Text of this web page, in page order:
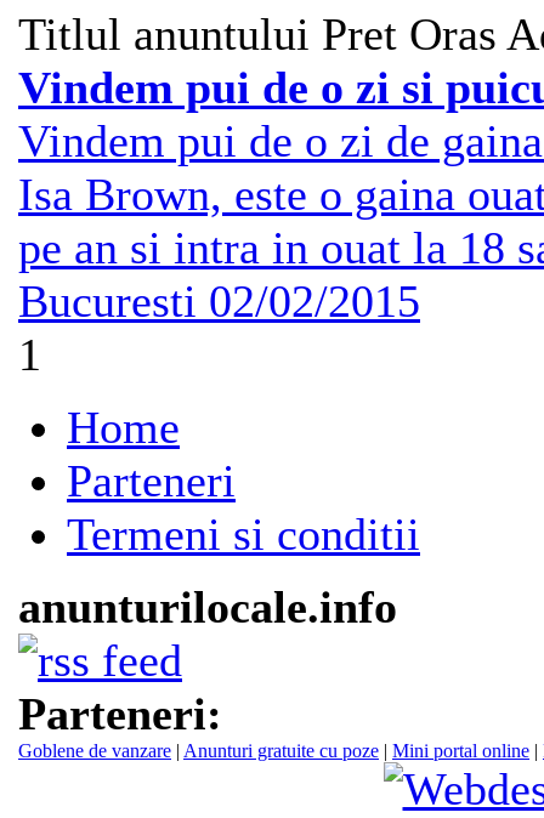
Titlul anuntului Pret Oras
Vindem pui de o zi si
Vindem pui de o zi de
Isa Brown, este o gaina
pe an si intra in ouat la 18
Bucuresti 02/02/2015
1
Home
Parteneri
Termeni si conditii
anunturilocale.info
Parteneri:
Goblene de vanzare | Anunturi gratuite cu poze | Mini portal online |